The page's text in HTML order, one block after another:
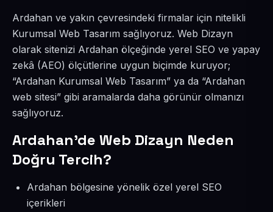
Ardahan ve yakın çevresindeki firmalar için nitelikli
Kurumsal Web Tasarım sağlıyoruz. Web Dizayn
olarak sitenizi Ardahan ölçeğinde yerel SEO ve yapay
zekâ (AEO) ölçütlerine uygun biçimde kuruyor;
“Ardahan Kurumsal Web Tasarım” ya da “Ardahan
web sitesi” gibi aramalarda daha görünür olmanızı
sağlıyoruz.
Ardahan’de Web Dizayn Neden
Doğru Tercih?
Ardahan bölgesine yönelik özel yerel SEO
içerikleri